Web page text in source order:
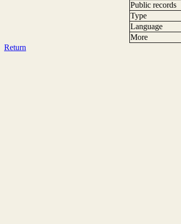
Public records
Type
Language
More
Return